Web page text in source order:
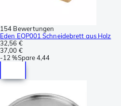
154 Bewertungen
Eden EQP001 Schneidebrett aus Holz
32,56 €
37,00 €
-12 %Spare4,44